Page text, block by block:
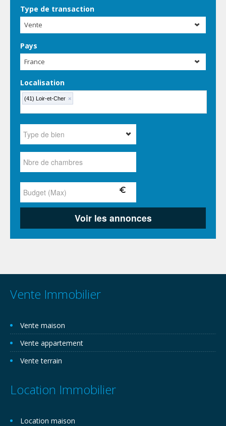
Type de transaction
Vente
Pays
France
Localisation
(41) Loir-et-Cher ×
Vente Immobilier
Vente maison
Vente appartement
Vente terrain
Location Immobilier
Location maison